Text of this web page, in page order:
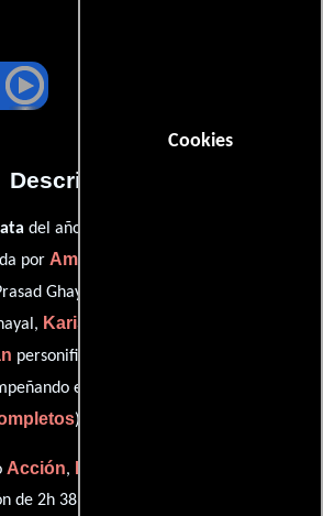
Cookies
Descripción
del año 1997, está dirigida por
por Amitabh Bachchan
Ghayal,
Karisma Kapoor
personificando a Bharat Prasad Ghayal y
el papel de Trilochan Tripathi
).
Acción,
de 2h 38m (158 minutos), esta película